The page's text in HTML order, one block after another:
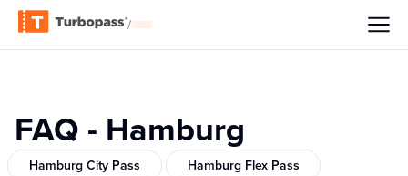
/
FAQ - Hamburg
Hamburg City Pass Hamburg Flex Pass